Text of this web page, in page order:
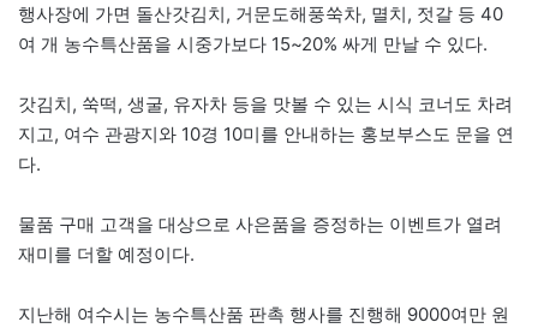
행사장에 가면 돌산갓김치, 거문도해풍쑥차, 멸치, 젓갈 등 40
여 개 농수특산품을 시중가보다 15~20% 싸게 만날 수 있다.
갓김치, 쑥떡, 생굴, 유자차 등을 맛볼 수 있는 시식 코너도 차려
지고, 여수 관광지와 10경 10미를 안내하는 홍보부스도 문을 연
다.
물품 구매 고객을 대상으로 사은품을 증정하는 이벤트가 열려
재미를 더할 예정이다.
지난해 여수시는 농수특산품 판촉 행사를 진행해 9000여만 원